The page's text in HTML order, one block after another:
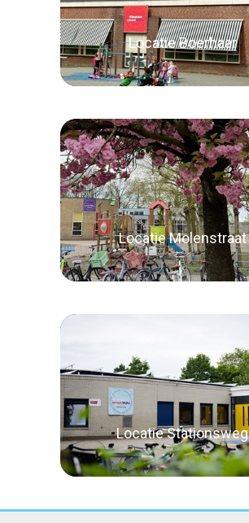
Locatie Boerhaar
Lees verder
Locatie Molenstraat
Lees verder
Locatie Stationsweg